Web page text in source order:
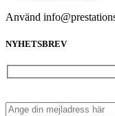
Använd
NYHETSBREV